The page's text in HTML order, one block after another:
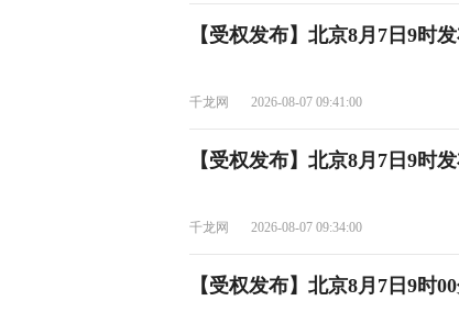
【受权发布】北京8月7日9时
千龙网 2026-08-07 09:41:00
【受权发布】北京8月7日9时
千龙网 2026-08-07 09:34:00
【受权发布】北京8月7日9时